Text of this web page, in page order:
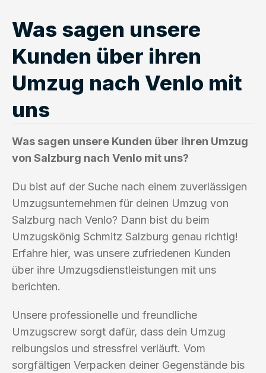
Was sagen unsere
Kunden über ihren
Umzug nach Venlo mit
uns
Was sagen unsere Kunden über ihren Umzug
von Salzburg nach Venlo mit uns?
Du bist auf der Suche nach einem zuverlässigen
Umzugsunternehmen für deinen Umzug von
Salzburg nach Venlo? Dann bist du beim
Umzugskönig Schmitz Salzburg genau richtig!
Erfahre hier, was unsere zufriedenen Kunden
über ihre Umzugsdienstleistungen mit uns
berichten.
Unsere professionelle und freundliche
Umzugscrew sorgt dafür, dass dein Umzug
reibungslos und stressfrei verläuft. Vom
sorgfältigen Verpacken deiner Gegenstände bis